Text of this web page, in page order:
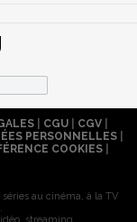
| CGU| CGV|
PERSONNELLES
COOKIES
au cinéma, à la TV
streaming...